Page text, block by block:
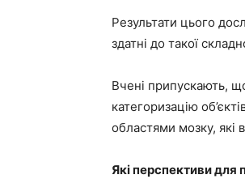
Результати цього
здатні до такої
Вчені припускають,
категоризацію
областями мозку, які
Які перспективи